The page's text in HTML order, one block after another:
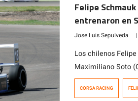
Felipe
entrenaron en
Jose Luis Sepulveda |
Los chilenos
Maximiliano Soto
dos
CORSA RACING